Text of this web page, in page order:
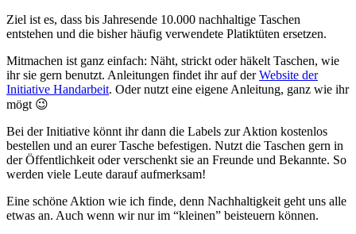
Ziel ist es, dass bis Jahresende 10.000 nachhaltige Taschen
entstehen und die bisher häufig verwendete Platiktüten ersetzen.
Mitmachen ist ganz einfach: Näht, strickt oder häkelt Taschen, wie
ihr sie gern benutzt. Anleitungen findet ihr auf derWebsite der
Initiative Handarbeit. Oder nutzt eine eigene Anleitung, ganz wie ihr
mögt 😉
Bei der Initiative könnt ihr dann die Labels zur Aktion kostenlos
bestellen und an eurer Tasche befestigen. Nutzt die Taschen gern in
der Öffentlichkeit oder verschenkt sie an Freunde und Bekannte. So
werden viele Leute darauf aufmerksam!
Eine schöne Aktion wie ich finde, denn Nachhaltigkeit geht uns alle
etwas an. Auch wenn wir nur im “kleinen” beisteuern können.